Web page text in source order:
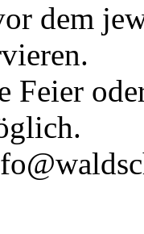
dem
Feier